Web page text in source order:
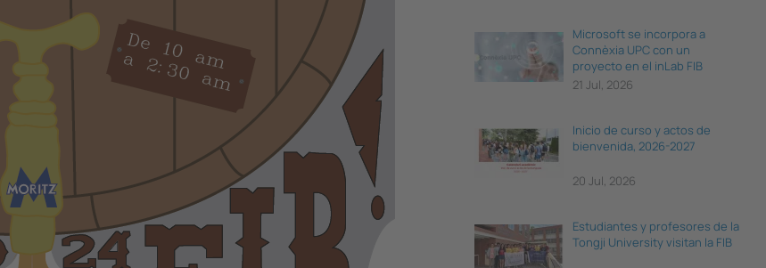
Microsoft se incorpora a
Connèxia UPC con un
proyecto en el inLab FIB
21 Jul, 2026
Inicio de curso y actos de
bienvenida, 2026-2027
20 Jul, 2026
Estudiantes y profesores de la
Tongji University visitan la FIB